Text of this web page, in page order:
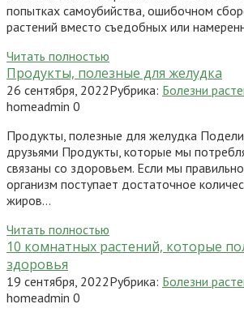
попытках самоубийства, ошибочном
растений вместо съедобных или
Читать полностью
Продукты, полезные для желудка
26 сентября, 2022Рубрика: Болезни
homeadmin 0
Продукты, полезные для желудка
друзьями Продукты, которые мы
связаны со здоровьем. Если мы
организм поступает достаточное
жиров…
Читать полностью
10 комнатных растений, которые
здоровья
19 сентября, 2022Рубрика: Болезни
homeadmin 0